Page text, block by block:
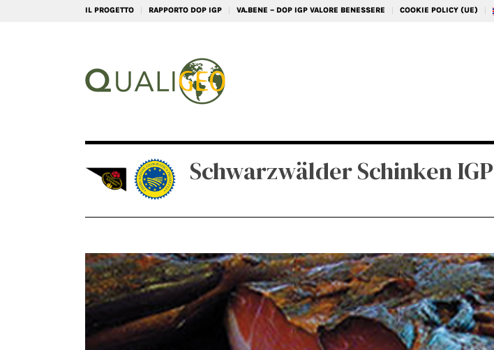
IL PROGETTO RAPPORTO DOP IGP VA.BENE – DOP IGP VALORE BENESSERE COOKIE POLICY (UE)
Schwarzwälder Schinken IGP